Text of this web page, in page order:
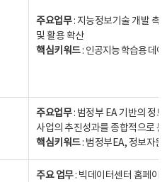
주요업무: 지능정보기술 개발 촉
및 활용 확산
핵심키워드: 인공지능 학습용 데
주요업무: 범정부 EA 기반의 정
사업의 추진성과를 종합적으로
핵심키워드: 범정부EA, 정보자
주요 업무: 빅데이터센터 홈페이